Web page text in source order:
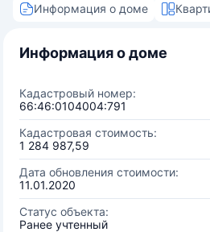
Информация о доме
Информация о доме
Кадастровый номер:
66:46:0104004:791
Кадастровая стоимость:
1 284 987,59
Дата обновления стоимости:
11.01.2020
Статус объекта:
Ранее учтенный